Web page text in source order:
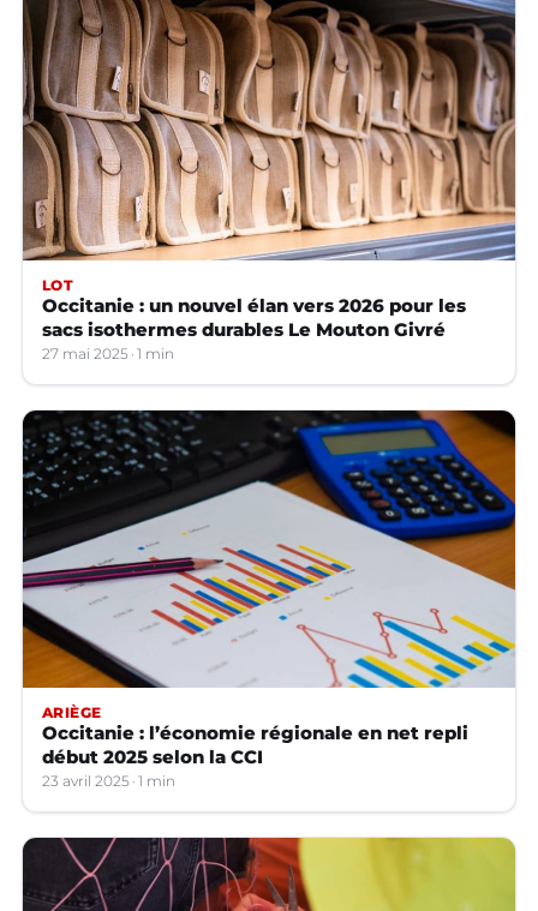
LOT
Occitanie : un nouvel élan vers 2026 pour les
sacs isothermes durables Le Mouton Givré
27 mai 2025 1 min
ARIÈGE
Occitanie : l’économie régionale en net repli
début 2025 selon la CCI
23 avril 2025 1 min